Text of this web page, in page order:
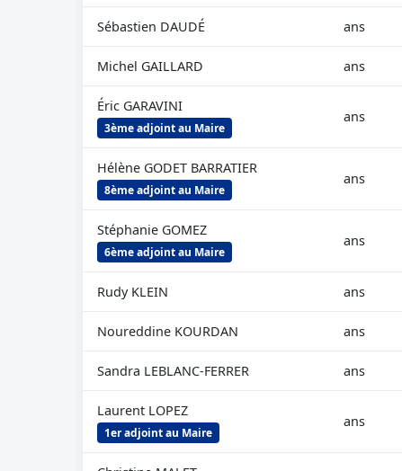
Sébastien DAUDÉ ans
Michel GAILLARD ans
Éric GARAVINI
3ème adjoint au Maire
ans
Hélène GODET BARRATIER
8ème adjoint au Maire
ans
Stéphanie GOMEZ
6ème adjoint au Maire
ans
Rudy KLEIN ans
Noureddine KOURDAN ans
Sandra LEBLANC-FERRER ans
Laurent LOPEZ
1er adjoint au Maire
ans